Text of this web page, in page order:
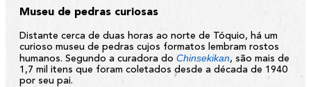
Museu de pedras curiosas
Distante cerca de duas horas ao norte de Tóquio, há um
curioso museu de pedras cujos formatos lembram rostos
humanos. Segundo a curadora do Chinsekikan, são mais de
1,7 mil itens que foram coletados desde a década de 1940
por seu pai.